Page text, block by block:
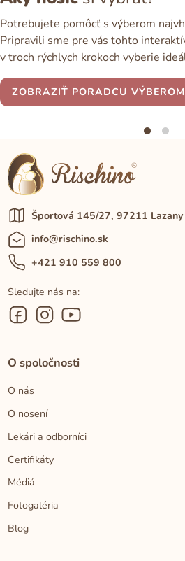
Potrebujete pomôcť s výberom
Pripravili sme pre vás tohto
v troch rýchlych krokoch vyberie
ZOBRAZIŤ PORADCU VÝBEROM
Športová 145/27, 97211 Lazany
info@rischino.sk
+421 910 559 800
Sledujte nás na:
O spoločnosti
O nás
O nosení
Lekári a odborníci
Certifikáty
Médiá
Fotogaléria
Blog